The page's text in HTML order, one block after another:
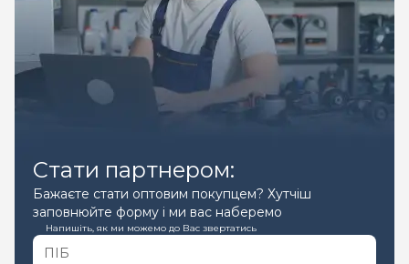
Стати партнером:
Бажаєте стати оптовим покупцем? Хутчіш
заповнюйте форму і ми вас наберемо
Напишіть, як ми можемо до Вас звертатись